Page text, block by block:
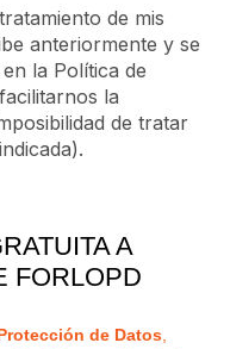
de mis
anteriormente y se
la Política de
la
de tratar
A
FORLOPD
de Datos,